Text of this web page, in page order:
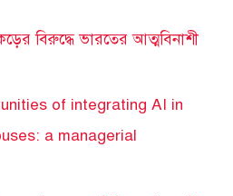
বিরুদ্ধে ভারতের আত্মবিনাশী
of integrating AI in
a managerial